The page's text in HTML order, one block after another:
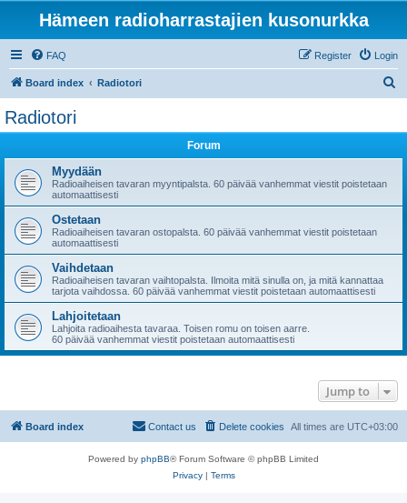
Hämeen radioharrastajien kusonurkka
FAQ Login
Register
Board index Radiotori
Radiotori
Forum
Myydään
Radioaiheisen tavaran myyntipalsta. 60 päivää vanhemmat viestit poistetaan
automaattisesti
Ostetaan
Radioaiheisen tavaran ostopalsta. 60 päivää vanhemmat viestit poistetaan
automaattisesti
Vaihdetaan
Radioaiheisen tavaran vaihtopalsta. Ilmoita mitä sinulla on, ja mitä kannattaa
tarjota vaihdossa. 60 päivää vanhemmat viestit poistetaan automaattisesti
Lahjoitetaan
Lahjoita radioaihesta tavaraa. Toisen romu on toisen aarre.
60 päivää vanhemmat viestit poistetaan automaattisesti
Jump to
Board index All times are UTC+03:00
Delete cookies
Contact us
Powered by phpBB® Forum Software © phpBB Limited
Privacy| Terms